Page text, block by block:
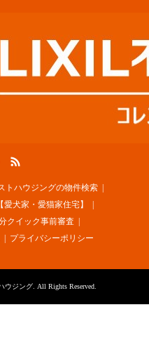
トハウジングの物件検索
犬家・愛猫家住宅】
クイック事前審査
プライバシーポリシー
ウジング. All Rights Reserved.